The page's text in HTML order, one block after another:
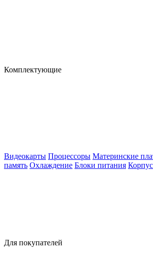
Комплектующие
Видеокарты Процессоры Материнские
память Охлаждение Блоки питания
Для покупателей